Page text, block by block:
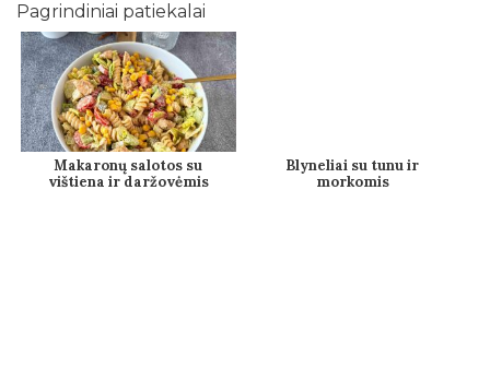
Pagrindiniai patiekalai
Makaronų salotos su
vištiena ir daržovėmis
Blyneliai su tunu ir
morkomis